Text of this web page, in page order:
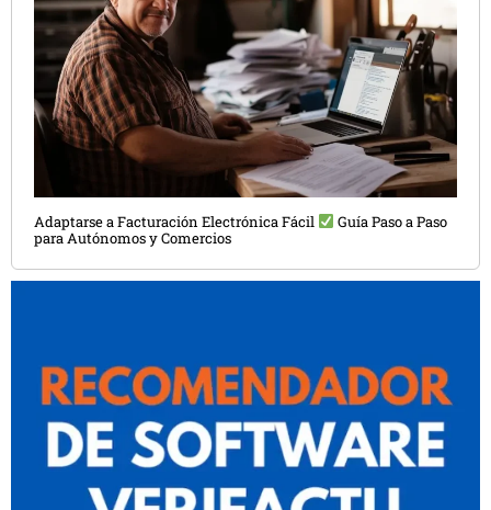
Adaptarse a Facturación Electrónica Fácil
Guía Paso a Paso
para Autónomos y Comercios